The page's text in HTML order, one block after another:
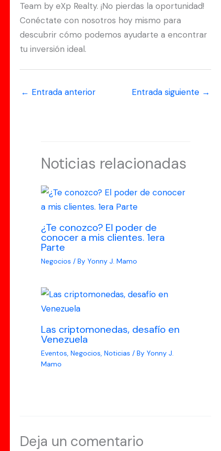
Team by eXp Realty. ¡No pierdas la oportunidad!
Conéctate con nosotros hoy mismo para
descubrir cómo podemos ayudarte a encontrar
tu inversión ideal.
← Entrada anterior Entrada siguiente →
Noticias relacionadas
¿Te conozco? El poder de
conocer a mis clientes. 1era
Parte
Negocios / By Yonny J. Mamo
Las criptomonedas, desafío en
Venezuela
Eventos, Negocios, Noticias / By Yonny J.
Mamo
Deja un comentario